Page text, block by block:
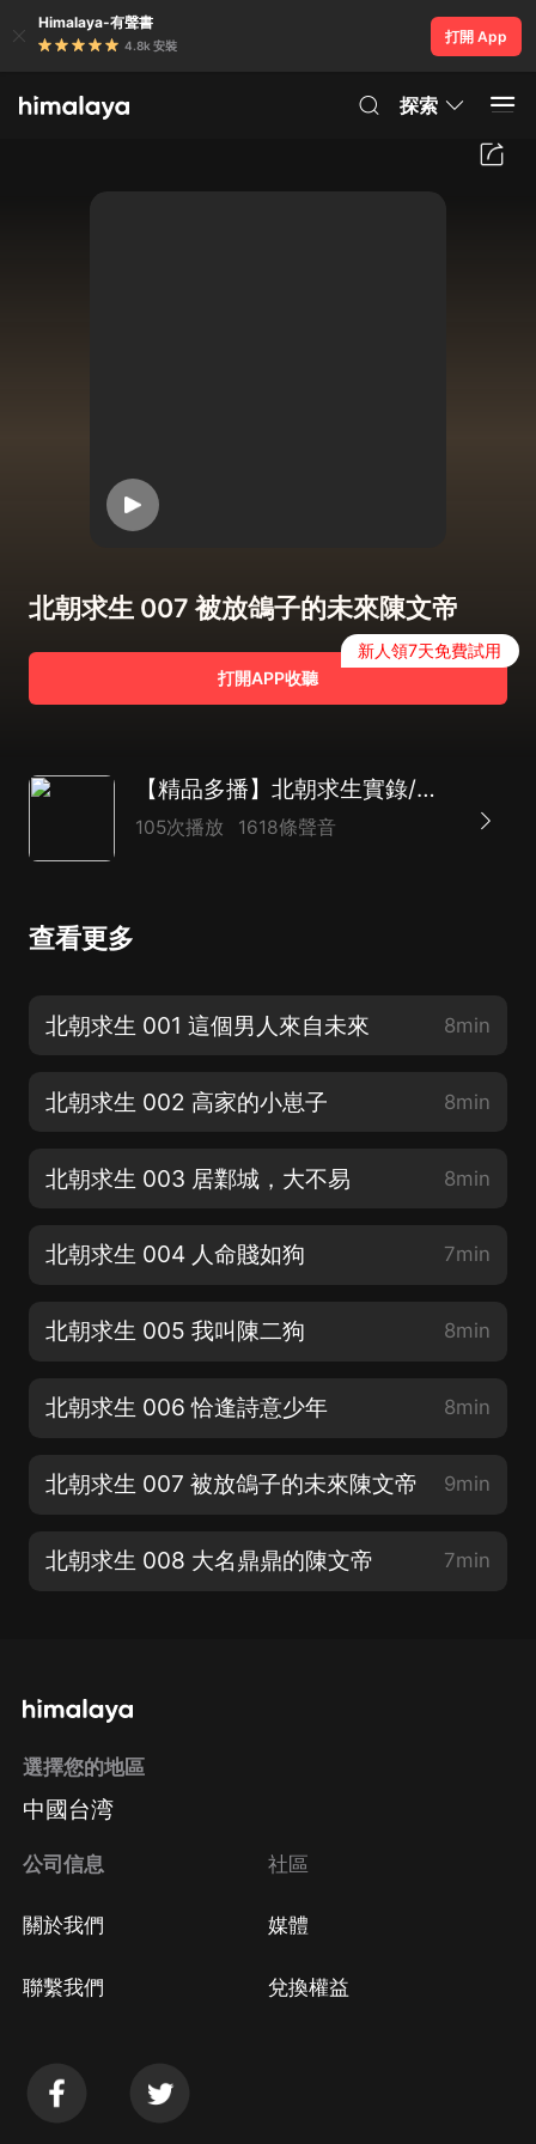
Himalaya-有聲書
4.8k 安裝
打開 App
探索
北朝求生 007 被放鴿子的未來陳文帝
打開APP收聽
新人領7天免費試用
【精品多播】北朝求生實錄/穿越到北齊
105次播放 1618條聲音
查看更多
北朝求生 001 這個男人來自未來 8min
北朝求生 002 高家的小崽子 8min
北朝求生 003 居鄴城，大不易 8min
北朝求生 004 人命賤如狗 7min
北朝求生 005 我叫陳二狗 8min
北朝求生 006 恰逢詩意少年 8min
北朝求生 007 被放鴿子的未來陳文帝 9min
北朝求生 008 大名鼎鼎的陳文帝 7min
選擇您的地區
中國台湾
公司信息
關於我們
聯繫我們
社區
媒體
兌換權益